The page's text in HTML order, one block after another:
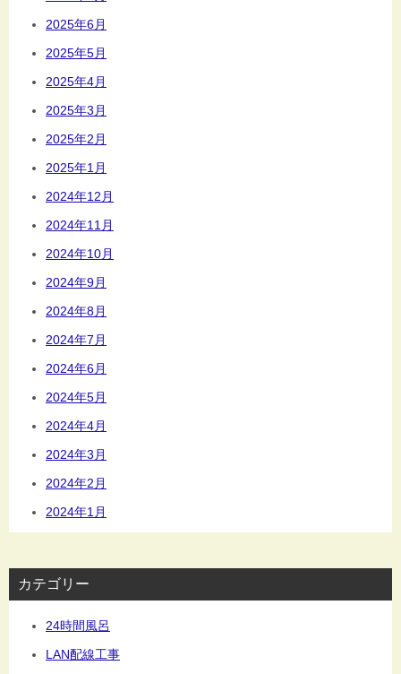
2025年6月
2025年5月
2025年4月
2025年3月
2025年2月
2025年1月
2024年12月
2024年11月
2024年10月
2024年9月
2024年8月
2024年7月
2024年6月
2024年5月
2024年4月
2024年3月
2024年2月
2024年1月
カテゴリー
24時間風呂
LAN配線工事